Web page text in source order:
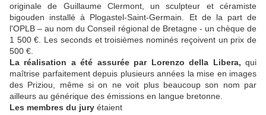
originale de Guillaume Clermont, un sculpteur et céramiste
bigouden installé à Plogastel-Saint-Germain. Et de la part de
l'OPLB – au nom du Conseil régional de Bretagne - un chèque de
1 500 €. Les seconds et troisièmes nominés reçoivent un prix de
500 €.
La réalisation a été assurée par Lorenzo della Libera, qui
maîtrise parfaitement depuis plusieurs années la mise en images
des Priziou, même si on ne voit plus beaucoup son nom par
ailleurs au générique des émissions en langue bretonne.
Les membres du jury étaient